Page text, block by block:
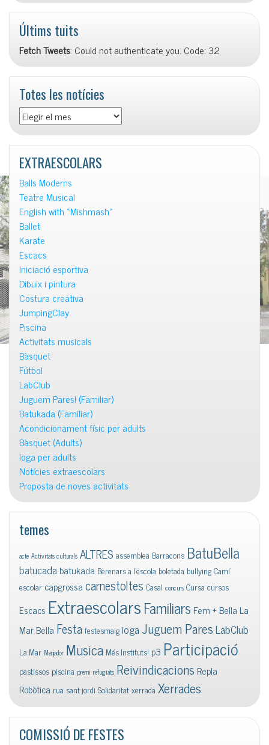
Últims tuits
Fetch Tweets: Could not authenticate you. Code: 32
Totes les notícies
Totes
les
notícies
EXTRAESCOLARS
Balls Moderns
Teatre Musical
English with «Mishmash»
Ballet
Karate
Escacs
Iniciació esportiva
Dibuix i pintura
Costura creativa
JumpingClay
Piscina
Activitats musicals
Bàsquet
Fútbol
LabClub
Juguem Pares! (Familiar)
Batukada (Familiar)
Acondicionament físic per adults
Bàsquet (Adults)
Ioga per adults
Notícies extraescolars
Proposta de noves activitats
temes
acte Activitats culturals ALTRES assemblea Barracons BatuBella
batucadabatukada Berenars a l'escola boletada bullyingCamí
escolar capgrossacarnestoltes Casal concurs Cursa cursos
Escacs ExtraescolarsFamiliars Fem + Bella La
Mar Bella FestafestesmaigiogaJuguem ParesLabClub
La Mar Menjador Musica Més Instituts! p3 Participació
pastissos piscina premi refugiats Reivindicacions Repla
Robòtica rua sant jordi Solidaritatxerrada Xerrades
COMISSIÓ DE FESTES